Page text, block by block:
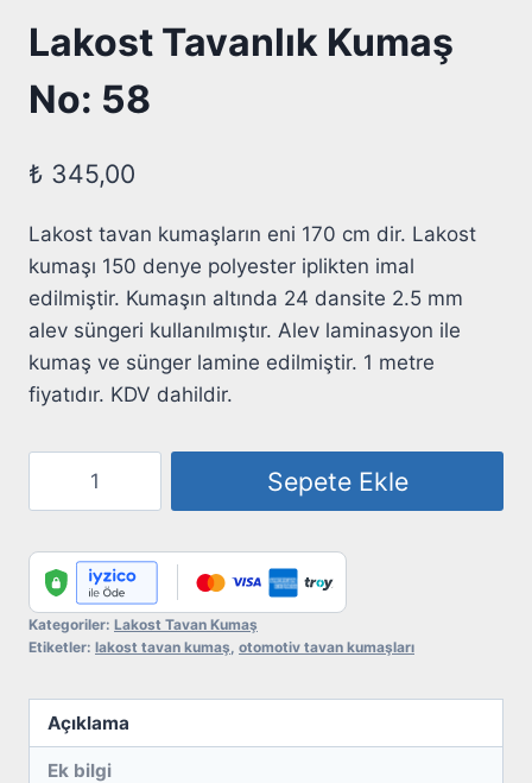
Lakost Tavanlık Kumaş
No: 58
₺ 345,00
Lakost tavan kumaşların eni 170 cm dir. Lakost
kumaşı 150 denye polyester iplikten imal
edilmiştir. Kumaşın altında 24 dansite 2.5 mm
alev süngeri kullanılmıştır. Alev laminasyon ile
kumaş ve sünger lamine edilmiştir. 1 metre
fiyatıdır. KDV dahildir.
No:
58
adet
Sepete Ekle
Kategoriler: Lakost Tavan Kumaş
Etiketler: lakost tavan kumaş, otomotiv tavan kumaşları
Açıklama
Ek bilgi